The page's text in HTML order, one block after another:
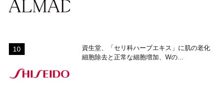
資生堂、「セリ科ハーブエキス」に肌の老化
細胞除去と正常な細胞増加、Wの...